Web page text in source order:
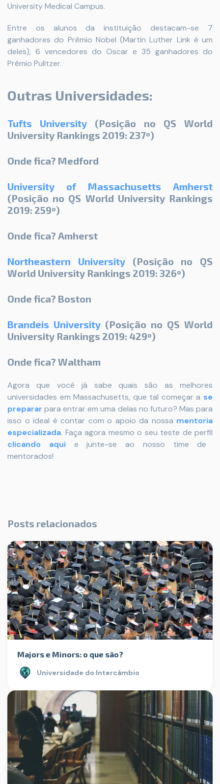
University Medical Campus.
Entre os alunos da instituição destacam-se 7
ganhadores do Prêmio Nobel (Martin Luther Link é um
deles), 6 vencedores do Oscar e 35 ganhadores do
Prêmio Pulitzer.
Outras Universidades:
Tufts University (Posição no QS World
University Rankings 2019: 237º)
Onde fica? Medford
University of Massachusetts Amherst
(Posição no QS World University Rankings
2019: 259º)
Onde fica? Amherst
Northeastern University(Posição no QS
World University Rankings 2019: 326º)
Onde fica? Boston
Brandeis University (Posição no QS World
University Rankings 2019: 429º)
Onde fica? Waltham
Agora que você já sabe quais são as melhores
universidades em Massachusetts, que tal começar a se
preparar para entrar em uma delas no futuro? Mas para
isso o ideal é contar com o apoio da nossa mentoria
especializada. Faça agora mesmo o seu teste de perfil
clicando aqui
e junte-se ao nosso time de
mentorados!
Posts relacionados
Majors e Minors: o que são?
Universidade do Intercâmbio